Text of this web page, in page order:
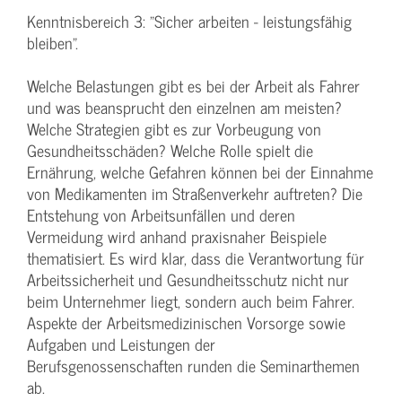
Kenntnisbereich 3: "Sicher arbeiten - leistungsfähig
bleiben".
Welche Belastungen gibt es bei der Arbeit als Fahrer
und was beansprucht den einzelnen am meisten?
Welche Strategien gibt es zur Vorbeugung von
Gesundheitsschäden? Welche Rolle spielt die
Ernährung, welche Gefahren können bei der Einnahme
von Medikamenten im Straßenverkehr auftreten? Die
Entstehung von Arbeitsunfällen und deren
Vermeidung wird anhand praxisnaher Beispiele
thematisiert. Es wird klar, dass die Verantwortung für
Arbeitssicherheit und Gesundheitsschutz nicht nur
beim Unternehmer liegt, sondern auch beim Fahrer.
Aspekte der Arbeitsmedizinischen Vorsorge sowie
Aufgaben und Leistungen der
Berufsgenossenschaften runden die Seminarthemen
ab.